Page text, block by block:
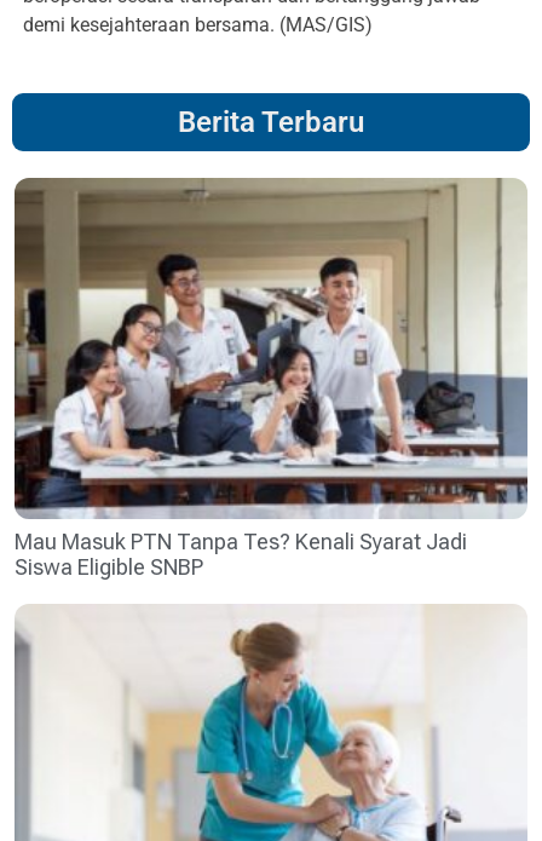
demi kesejahteraan bersama. (MAS/GIS)
Berita Terbaru
Mau Masuk PTN Tanpa Tes? Kenali Syarat Jadi
Siswa Eligible SNBP